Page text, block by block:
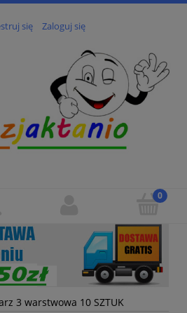
się Zaloguj się
3 warstwowa 10 SZTUK